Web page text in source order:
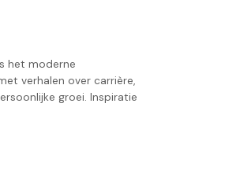
het moderne
verhalen over carrière,
groei. Inspiratie